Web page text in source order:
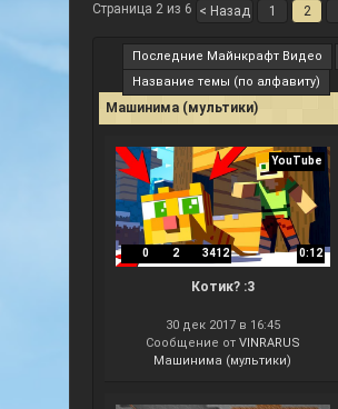
Страница 2 из 6 < Назад 1 2
Последние Майнкрафт Видео
Название темы (по алфавиту)
Машинима (мультики)
YouTube
0 2 3412 0:12
Котик? :3
30 дек 2017 в 16:45
Сообщение от VINRARUS
Машинима (мультики)